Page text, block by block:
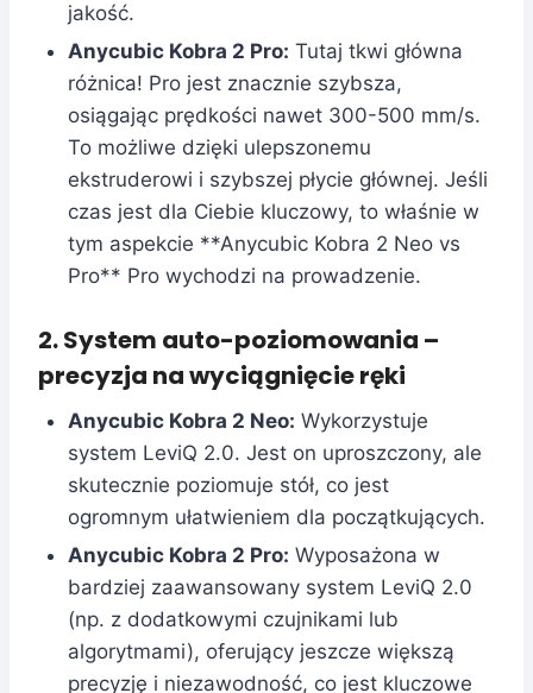
jakość.
Anycubic Kobra 2 Pro: Tutaj tkwi główna
różnica! Pro jest znacznie szybsza,
osiągając prędkości nawet 300-500 mm/s.
To możliwe dzięki ulepszonemu
ekstruderowi i szybszej płycie głównej. Jeśli
czas jest dla Ciebie kluczowy, to właśnie w
tym aspekcie **Anycubic Kobra 2 Neo vs
Pro** Pro wychodzi na prowadzenie.
2. System auto-poziomowania –
precyzja na wyciągnięcie ręki
Anycubic Kobra 2 Neo: Wykorzystuje
system LeviQ 2.0. Jest on uproszczony, ale
skutecznie poziomuje stół, co jest
ogromnym ułatwieniem dla początkujących.
Anycubic Kobra 2 Pro: Wyposażona w
bardziej zaawansowany system LeviQ 2.0
(np. z dodatkowymi czujnikami lub
algorytmami), oferujący jeszcze większą
precyzję i niezawodność, co jest kluczowe